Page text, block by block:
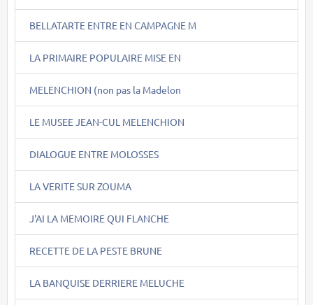
BELLATARTE ENTRE EN CAMPAGNE M
LA PRIMAIRE POPULAIRE MISE EN
MELENCHION (non pas la Madelon
LE MUSEE JEAN-CUL MELENCHION
DIALOGUE ENTRE MOLOSSES
LA VERITE SUR ZOUMA
J'AI LA MEMOIRE QUI FLANCHE
RECETTE DE LA PESTE BRUNE
LA BANQUISE DERRIERE MELUCHE